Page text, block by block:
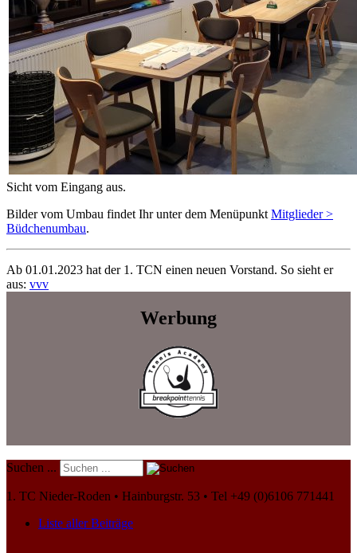
Sicht vom Eingang aus.
Bilder vom Umbau findet Ihr unter dem MenüpunktMitglieder >
Büdchenumbau.
Ab 01.01.2023 hat der 1. TCN einen neuen Vorstand. So sieht er
aus: vvv
Werbung
Suchen ...
1. TC Nieder-Roden • Hainburgstr. 53 • Tel +49 (0)6106 771441
Liste aller Beiträge